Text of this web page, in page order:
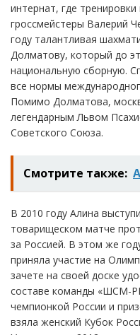
интернат, где
гроссмейстеры Валерий
году талантливая
Долматову, который до
национальную сборную.
все нормы
Помимо Долматова,
легендарным Львом
Советского Союза.
Смотрите также:
В 2010 году Алина
товарищеском матче
за Россией. В этом же
приняла участие на
зачете на своей доске
составе команды «ШСМ-
чемпионкой России и
взяла женский Кубок